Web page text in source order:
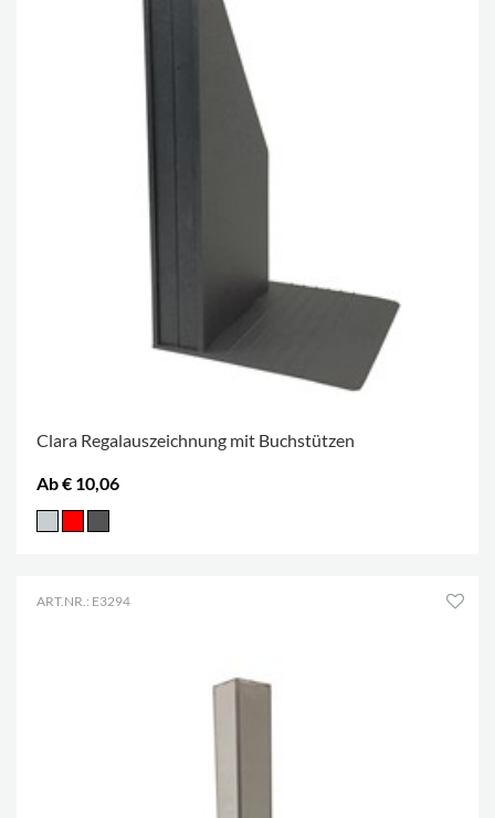
Clara Regalauszeichnung mit Buchstützen
Ab € 10,06
ART.NR.: E3294